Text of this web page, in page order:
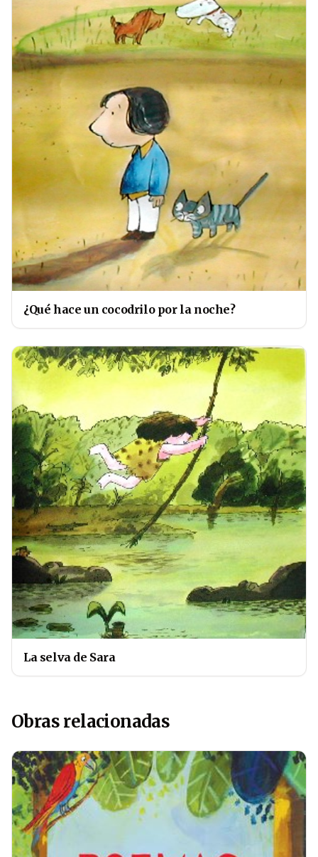
¿Qué hace un cocodrilo por la noche?
La selva de Sara
Obras relacionadas